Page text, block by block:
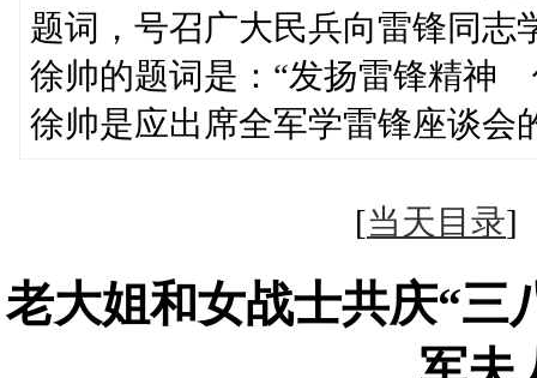
题词，号召广大民兵向雷锋同志
徐帅的题词是：“发扬雷锋精神
徐帅是应出席全军学雷锋座谈会
[当天目录
老大姐和女战士共庆“三